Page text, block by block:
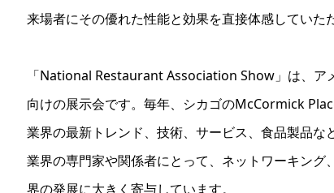
来場者にその優れた性能と効果を直接体感していた
「National Restaurant Association Show」は、ア
向けの展示会です。毎年、シカゴのMcCormick
業界の最新トレンド、技術、サービス、食品製品
業界の専門家や関係者にとって、ネットワーキン
界の発展に大きく寄与しています。